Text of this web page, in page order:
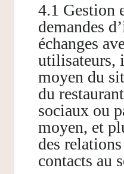
4.1 Gestion
demandes
échanges
utilisateurs,
moyen du
du
sociaux ou
moyen, et
des
contacts au